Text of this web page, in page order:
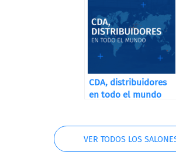
CDA, distribuidores
en todo el mundo
VER TODOS LOS